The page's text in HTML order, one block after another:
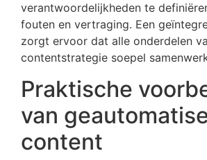
verantwoordelijkheden te
fouten en vertraging. Een
zorgt ervoor dat alle onderdelen
contentstrategie soepel
Praktische
van
content